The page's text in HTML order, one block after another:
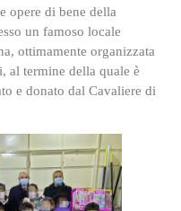
opere di bene della
un famoso locale
ottimamente organizzata
al termine della quale è
e donato dal Cavaliere di